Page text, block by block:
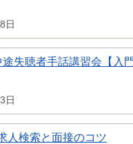
日
失聴者手話講習会【入門
日
人検索と面接のコツ